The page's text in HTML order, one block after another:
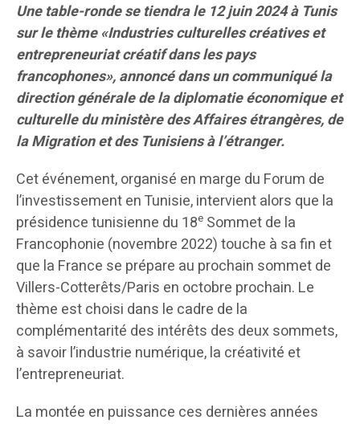
Une table-ronde se tiendra le 12 juin 2024 à Tunis
sur le thème «Industries culturelles créatives et
entrepreneuriat créatif dans les pays
francophones», annoncé dans un communiqué la
direction générale de la diplomatie économique et
culturelle du ministère des Affaires étrangères, de
la Migration et des Tunisiens à l’étranger.
Cet événement, organisé en marge du Forum de
l’investissement en Tunisie, intervient alors que la
présidence tunisienne du 18e Sommet de la
Francophonie (novembre 2022) touche à sa fin et
que la France se prépare au prochain sommet de
Villers-Cotterêts/Paris en octobre prochain. Le
thème est choisi dans le cadre de la
complémentarité des intérêts des deux sommets,
à savoir l’industrie numérique, la créativité et
l’entrepreneuriat.
La montée en puissance ces dernières années